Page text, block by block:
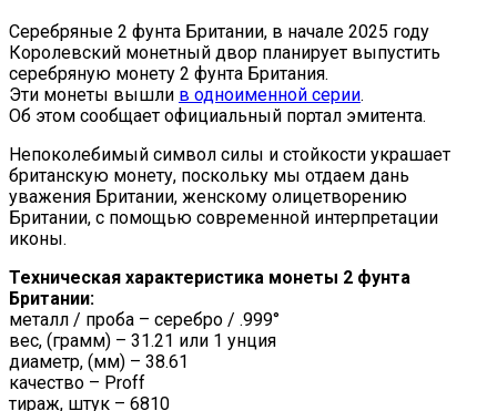
Серебряные 2 фунта Британии, в начале 2025 году
Королевский монетный двор планирует выпустить
серебряную монету 2 фунта Британия.
Эти монеты вышли в одноименной серии.
Об этом сообщает официальный портал эмитента.
Непоколебимый символ силы и стойкости украшает
британскую монету, поскольку мы отдаем дань
уважения Британии, женскому олицетворению
Британии, с помощью современной интерпретации
иконы.
Техническая характеристика монеты 2 фунта
Британии:
металл / проба – серебро / .999°
вес, (грамм) – 31.21 или 1 унция
диаметр, (мм) – 38.61
качество – Proff
тираж, штук – 6810